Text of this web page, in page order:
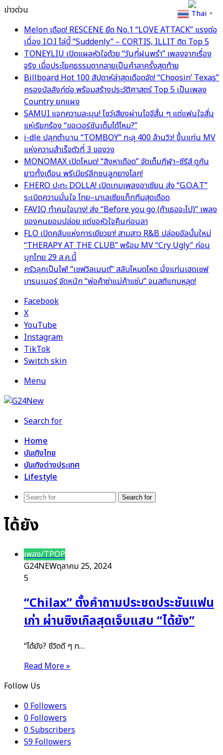
ข่าวด่วน
Melon เดือด! RESCENE ยึด No.1 “LOVE ATTACK” แรงต่อ
เนื่อง I.O.I ไล่บี้ “Suddenly” – CORTIS, ILLIT ติด Top 5
TONEYLIU เปิดแผลหัวใจด้วย “วันที่ฝนพรำ” เพลงจากเรื่อง
จริง เมื่อประโยคธรรมดากลายเป็นคำลาครั้งสุดท้าย
Billboard Hot 100 สัปดาห์ล่าสุดเดือดจัด! “Choosin’ Texas”
ครองบัลลังก์ต่อ พร้อมสร้างประวัติศาสตร์ Top 5 เป็นเพลง
Country ยกแผง
SAMUI แจกความละมุน! โชว์เสียงผ่านไอจีสั้น ๆ แต่แฟนใจสั่น
แห่เรียกร้อง “ขอเวอร์ชันเต็มได้ไหม?”
i-dle ปลุกตำนาน “TOMBOY” ทะลุ 400 ล้านวิว! ขึ้นแท่น MV
แห่งความสำเร็จตัวที่ 3 ของวง
MONOMAX เปิดโหมด! “สิงหาเดือด” จัดเต็มกีฬา–ซีรีส์ ดูกัน
ยาวทั้งเดือน พรีเมียร์ลีกชนลูกยางโลก!
F.HERO ปะทะ DOLLA! เปิดเกมเพลงอาเซียน ส่ง “G.O.A.T”
ระเบิดความมั่นใจ ไทย–มาเลเซียแท็กทีมสุดเดือด
FAVIQ ทำคนใจบาง! ส่ง “Before you go (ถ้าเธอจะไป)” เพลง
ของคนยอมปล่อย แต่ขอหัวใจคืนก่อนลา
FLO เปิดคลับแห่งการเยียวยา! สามสาว R&B ปล่อยอัลบั้มใหม่
“THERAPY AT THE CLUB” พร้อม MV “Cry Ugly” ก่อน
บุกไทย 29 ส.ค.นี้
ครัวลุกเป็นไฟ! “เชฟวิลเมนต์” สลับโหมดโหด นั่งแท่นเฮดเชฟ
เทรนเนอร์ จัดหนัก “พ่อค้าซ่าแม่ค้าแซ่บ” จนสติแทบหลุด!
Facebook
X
YouTube
Instagram
TikTok
Switch skin
Menu
Search for
Home
บันเทิงไทย
บันเทิงต่างประเทศ
Lifestyle
Search for
ได้ยัง
เพลง/TPOP
G24NEWตุลาคม 25, 2024
5
“Chilax” ตั้งคำถามประชดประชันแฟน
เก่า ผ่านซิงเกิลสุดเจ็บแสบ “ได้ยัง”
“ได้ยัง? ชีวิตดี ๆ ท…
Read More »
Follow Us
0 Followers
0 Followers
0Subscribers
59 Followers
Thai ▼